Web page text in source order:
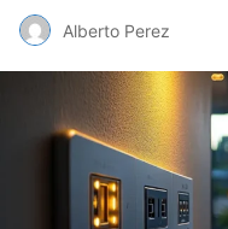
Alberto Perez